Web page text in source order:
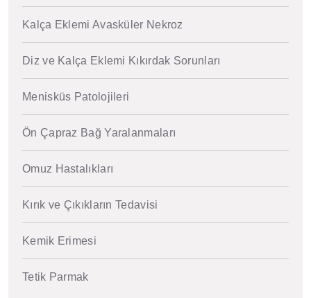
Kalça Eklemi Avasküler Nekroz
Diz ve Kalça Eklemi Kıkırdak Sorunları
Menisküs Patolojileri
Ön Çapraz Bağ Yaralanmaları
Omuz Hastalıkları
Kırık ve Çıkıkların Tedavisi
Kemik Erimesi
Tetik Parmak